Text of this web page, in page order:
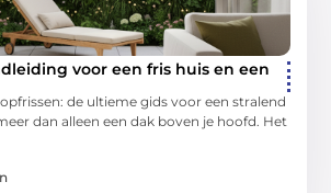
voor een fris huis en een
de ultieme gids voor een stralend
dan alleen een dak boven je hoofd. Het